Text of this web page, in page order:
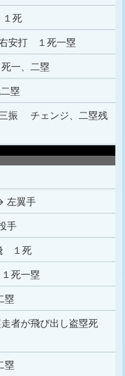
死
安打 １死一塁
一、二塁
塁
振 チェンジ、二塁残
左翼手
手
１死
死一塁
塁
者が飛び出し盗塁死
塁